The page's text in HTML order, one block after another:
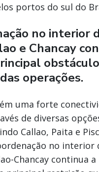
portos do sul do
no interior
e Chancay
operações.
uma forte
de diversas
Callao, Paita e
no interior
Chancay continua a